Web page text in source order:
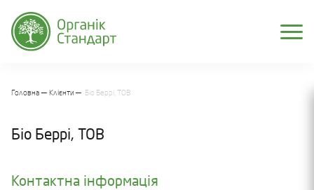
Головна Клієнти Біо Беррі, ТОВ
Біо Беррі, ТОВ
Контактна інформація